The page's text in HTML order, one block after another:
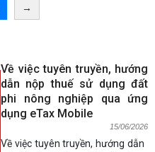
→
Về việc tuyên truyền, hướng
dẫn nộp thuế sử dụng đất
phi nông nghiệp qua ứng
dụng eTax Mobile
15/06/2026
Về việc tuyên truyền, hướng dẫn